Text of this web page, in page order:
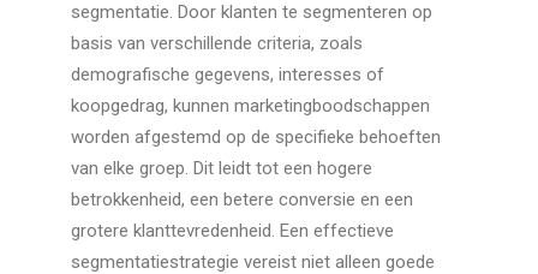
segmentatie. Door klanten te segmenteren op
basis van verschillende criteria, zoals
demografische gegevens, interesses of
koopgedrag, kunnen marketingboodschappen
worden afgestemd op de specifieke behoeften
van elke groep. Dit leidt tot een hogere
betrokkenheid, een betere conversie en een
grotere klanttevredenheid. Een effectieve
segmentatiestrategie vereist niet alleen goede